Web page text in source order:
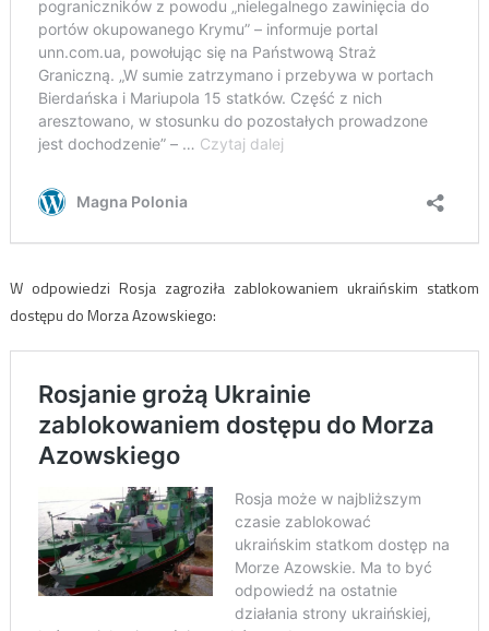
W odpowiedzi Rosja zagroziła zablokowaniem ukraińskim statkom
dostępu do Morza Azowskiego: